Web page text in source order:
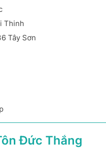
Thinh
Tây Sơn
Đức Thắng